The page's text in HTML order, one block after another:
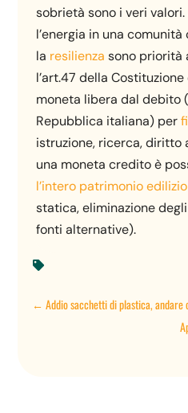
sobrietà sono i veri
l’energia in una
la resilienza sono priorità
l’art.47 della
moneta libera dal debito
Repubblica italiana) per
istruzione, ricerca, diritto
una moneta credito è
l’intero patrimonio
statica, eliminazione
fonti alternative).

←Addio sacchetti di plastica, andare